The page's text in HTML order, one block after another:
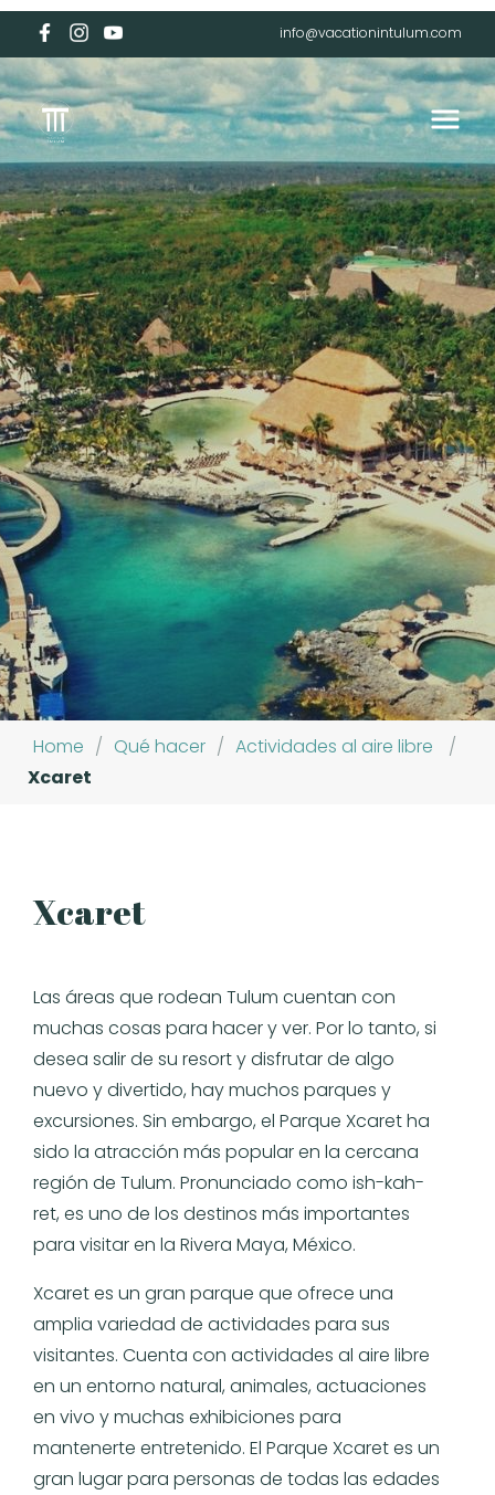
info@vacationintulum.com
Home / Qué hacer / Actividades al aire libre
/
Xcaret
Xcaret
Las áreas que rodean Tulum cuentan con
muchas cosas para hacer y ver. Por lo tanto, si
desea salir de su resort y disfrutar de algo
nuevo y divertido, hay muchos parques y
excursiones. Sin embargo, el Parque Xcaret ha
sido la atracción más popular en la cercana
región de Tulum. Pronunciado como ish-kah-
ret, es uno de los destinos más importantes
para visitar en la Rivera Maya, México.
Xcaret es un gran parque que ofrece una
amplia variedad de actividades para sus
visitantes. Cuenta con actividades al aire libre
en un entorno natural, animales, actuaciones
en vivo y muchas exhibiciones para
mantenerte entretenido. El Parque Xcaret es un
gran lugar para personas de todas las edades